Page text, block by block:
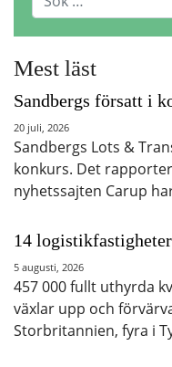
Mest läst
Sandbergs försatt i
20 juli, 2026
Sandbergs Lots &
konkurs. Det
nyhetssajten Carup
14
5 augusti, 2026
457 000 fullt uthyrda
växlar upp och
Storbritannien, fyra i